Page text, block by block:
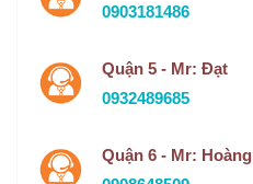
0903181486
Quận 5 - Mr: Đạt
0932489685
Quận 6 - Mr: Hoàng